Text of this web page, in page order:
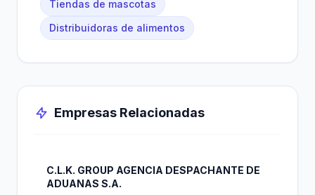
Tiendas de mascotas
Distribuidoras de alimentos
Empresas Relacionadas
C.L.K. GROUP AGENCIA DESPACHANTE DE
ADUANAS S.A.